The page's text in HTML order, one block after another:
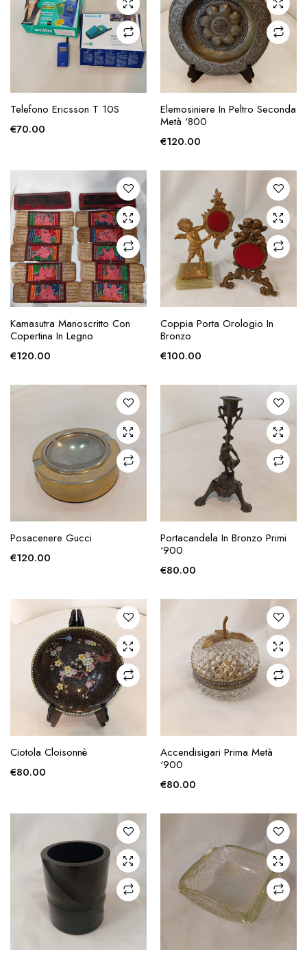
RICHIESTA
Telefono Ericsson T 10S
€70.00
RICHIESTA
Elemosiniere In Peltro Seconda
Metà ‘800
€120.00
RICHIESTA
Kamasutra Manoscritto Con
Copertina In Legno
€120.00
RICHIESTA
Coppia Porta Orologio In
Bronzo
€100.00
RICHIESTA
Posacenere Gucci
€120.00
RICHIESTA
Portacandela In Bronzo Primi
‘900
€80.00
RICHIESTA
Ciotola Cloisonnè
€80.00
RICHIESTA
Accendisigari Prima Metà
‘900
€80.00